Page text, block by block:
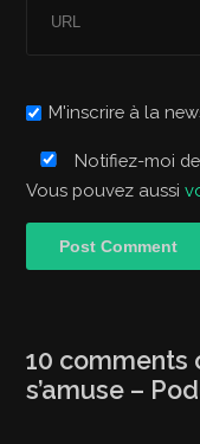
M'inscrire à la
Notifiez-moi
Vous pouvez aussi
10 comments
s’amuse –